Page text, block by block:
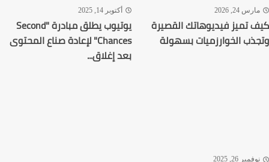
24, 2026
تميز فيديوهاتك القصيرة
الخوارزميات بسهولة
أكتوبر 14, 2025
يوتيوب يطلق مبادرة "Second
Chances" لإعادة صناع المحتوى
بعد إغلاق...
26, 2025